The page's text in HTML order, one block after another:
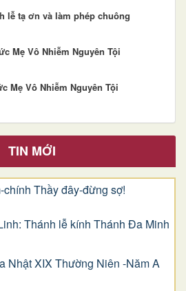
lễ tạ ơn và làm phép chuông
Mẹ Vô Nhiễm Nguyên Tội
Mẹ Vô Nhiễm Nguyên Tội
TIN MỚI
chính Thầy đây-đừng sợ!
Thánh lễ kính Thánh Đa Minh
Nhật XIX Thường Niên -Năm A